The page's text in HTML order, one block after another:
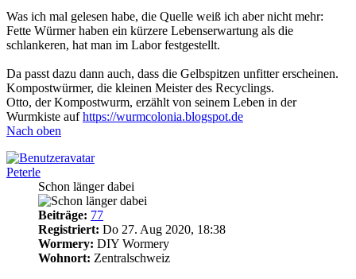
Was ich mal gelesen habe, die Quelle weiß ich aber nicht mehr:
Fette Würmer haben ein kürzere Lebenserwartung als die
schlankeren, hat man im Labor festgestellt.
Da passt dazu dann auch, dass die Gelbspitzen unfitter erscheinen.
Kompostwürmer, die kleinen Meister des Recyclings.
Otto, der Kompostwurm, erzählt von seinem Leben in der
Wurmkiste aufhttps://wurmcolonia.blogspot.de
Nach oben
Peterle
Schon länger dabei
Beiträge: 77
Registriert: Do 27. Aug 2020, 18:38
Wormery: DIY Wormery
Wohnort: Zentralschweiz